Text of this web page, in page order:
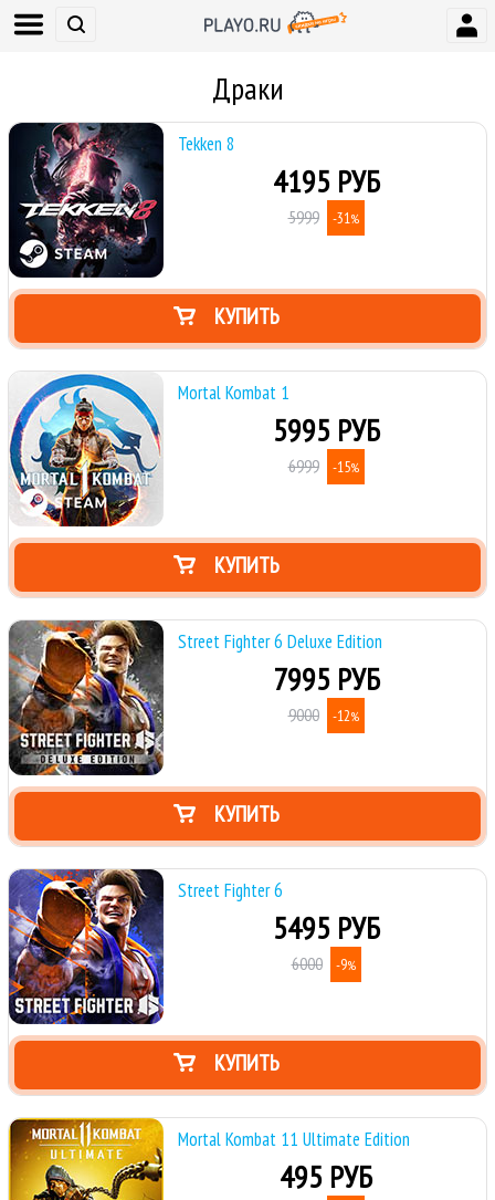
Драки
Tekken 8
4195 РУБ
5999 -31%
КУПИТЬ
Mortal Kombat 1
5995 РУБ
6999 -15%
КУПИТЬ
Street Fighter 6 Deluxe Edition
7995 РУБ
9000 -12%
КУПИТЬ
Street Fighter 6
5495 РУБ
6000 -9%
КУПИТЬ
Mortal Kombat 11 Ultimate Edition
495 РУБ